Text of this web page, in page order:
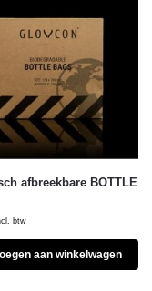
afbreekbare BOTTLE
btw
aan winkelwagen